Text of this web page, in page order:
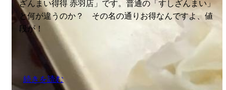
ざんまい得得 赤羽店」です。普通の「すしざんまい」
と何が違うのか？ その名の通りお得なんですよ、値
段が！
続きを読む